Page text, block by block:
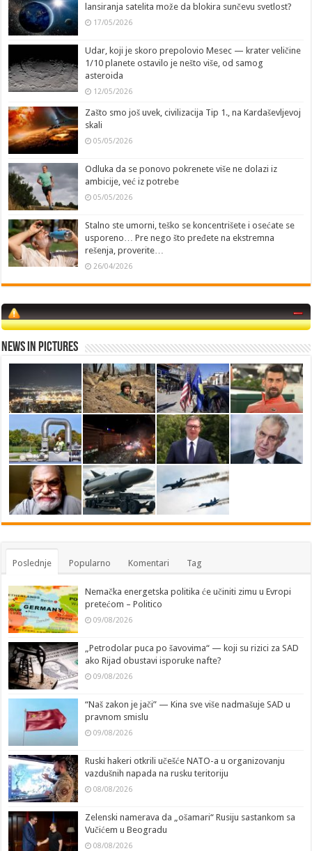
lansiranja satelita može da blokira sunčevu svetlost?
17/05/2026
Udar, koji je skoro prepolovio Mesec — krater veličine
1/10 planete ostavilo je nešto više, od samog
asteroida
12/05/2026
Zašto smo još uvek, civilizacija Tip 1., na Kardaševljevoj
skali
05/05/2026
Odluka da se ponovo pokrenete više ne dolazi iz
ambicije, već iz potrebe
05/05/2026
Stalno ste umorni, teško se koncentrišete i osećate se
usporeno… Pre nego što pređete na ekstremna
rešenja, proverite…
26/04/2026
News in Pictures
Poslednje Popularno Komentari Tag
Nemačka energetska politika će učiniti zimu u Evropi
pretećom – Politico
09/08/2026
„Petrodolar puca po šavovima“ — koji su rizici za SAD
ako Rijad obustavi isporuke nafte?
09/08/2026
“Naš zakon je jači” — Kina sve više nadmašuje SAD u
pravnom smislu
09/08/2026
Ruski hakeri otkrili učešće NATO-a u organizovanju
vazdušnih napada na rusku teritoriju
08/08/2026
Zelenski namerava da „ošamari“ Rusiju sastankom sa
Vučićem u Beogradu
08/08/2026